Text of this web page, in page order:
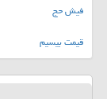
فیش حج
قیمت بیسیم